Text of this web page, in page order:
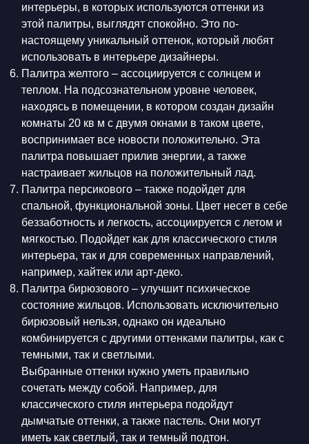
интерьеры, в которых используются оттенки из
этой палитры, выглядят спокойно. Это по-
настоящему уникальный оттенок, который любят
использовать в интерьере дизайнеры.
Палитра желтого – ассоциируется с солнцем и
теплом. На подсознательном уровне человек,
находясь в помещении, в котором создан дизайн
комнаты 20 кв м с двумя окнами в таком цвете,
воспринимает все новости положительно. Эта
палитра повышает прилив энергии, а также
настраивает жильцов на положительный лад.
Палитра персикового – также подойдет для
спальной, функциональной зоны. Цвет несет в себе
беззаботность и легкость, ассоциируется с летом и
мягкостью. Подойдет как для классического стиля
интерьера, так и для современных направлений,
например, хайтек или арт-деко.
Палитра бирюзового – улучшит психическое
состояние жильцов. Использовать исключительно
бирюзовый нельзя, однако он идеально
комбинируется с другими оттенками палитры, как с
темными, так и светлыми.
Выбранные оттенки нужно уметь правильно
сочетать между собой. Например, для
классического стиля интерьера подойдут
дымчатые оттенки, а также пастель. Они могут
иметь как светлый, так и темный подтон.